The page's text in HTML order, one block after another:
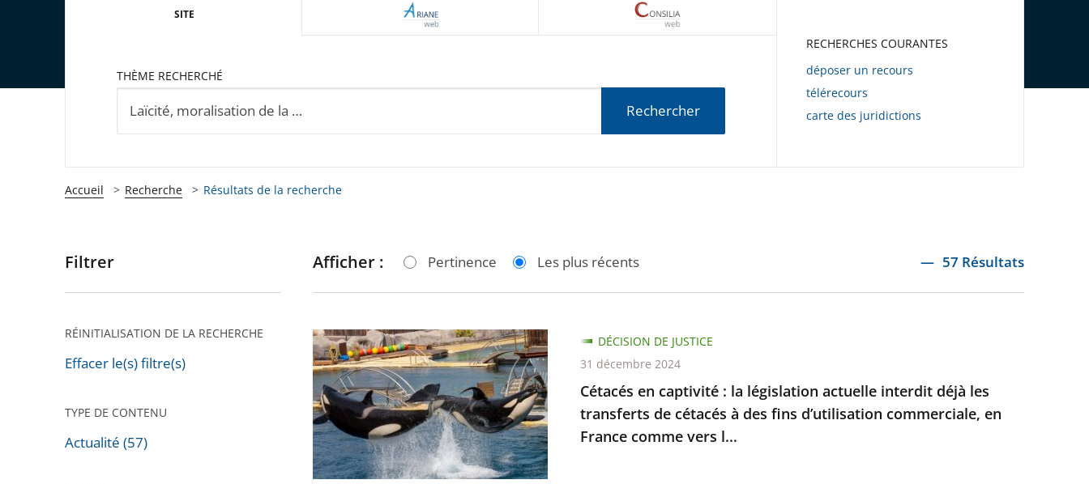
SITE ARIANEWEB
THÈME RECHERCHÉ
Rechercher
RECHERCHES COURANTES
déposer un recours
télérecours
carte des juridictions
Accueil Recherche Résultats de la recherche
Passer
pour
après
Filtrer
RÉINITIALISATION DE LA RECHERCHE
Effacer le(s) filtre(s)
TYPE DE CONTENU
Actualité (57)
Afficher : Pertinence Les plus récents 57 Résultats
Cétacés
en
captivité
:
la
législation
actuelle
Cétacés en captivité : la législation actuelle interdit déjà les
transferts de cétacés à des fins d’utilisation commerciale, en
France comme vers l...
DÉCISION DE JUSTICE
31 décembre 2024